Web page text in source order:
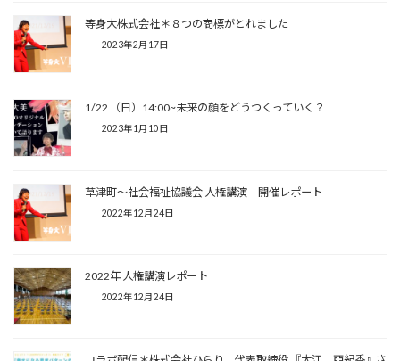
等身大株式会社＊８つの商標がとれました
2023年2月17日
1/22 （日）14:00~未来の顔をどうつくっていく？
2023年1月10日
草津町〜社会福祉協議会 人権講演 開催レポート
2022年12月24日
2022年 人権講演レポート
2022年12月24日